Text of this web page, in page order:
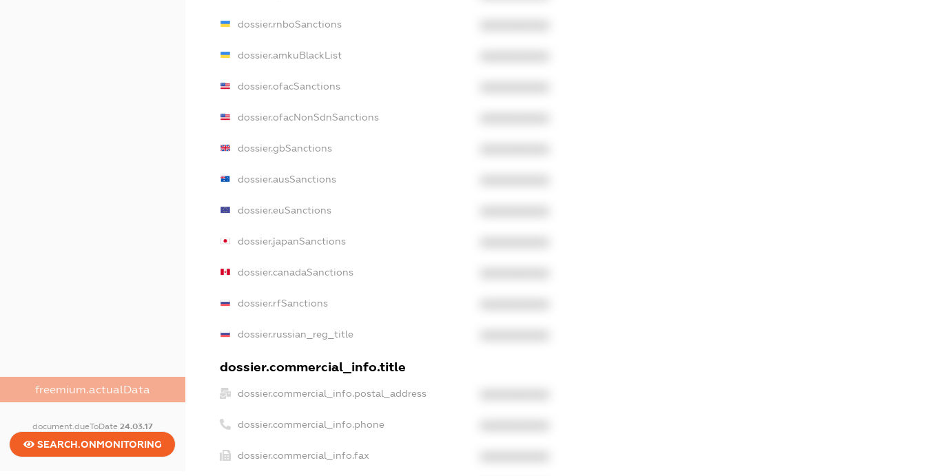
freemium.actualData
document.dueToDate 24.03.17
SEARCH.ONMONITORING
dossier.rnboSanctions
dossier.amkuBlackList
dossier.ofacSanctions
dossier.ofacNonSdnSanctions
dossier.gbSanctions
dossier.ausSanctions
dossier.euSanctions
dossier.japanSanctions
dossier.canadaSanctions
dossier.rfSanctions
dossier.russian_reg_title
dossier.commercial_info.title
dossier.commercial_info.postal_address
dossier.commercial_info.phone
dossier.commercial_info.fax